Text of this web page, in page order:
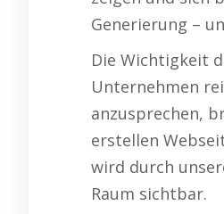
Generierung –
Die Wichtigkeit
Unternehmen
anzusprechen,
erstellen
wird durch
Raum sichtbar.